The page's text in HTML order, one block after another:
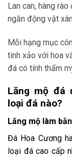
Lan can, hàng
ngăn động vật
Mỗi hạng mục
tinh xảo với hoa
đá có tính thẩm
Lăng mộ đá
loại đá nào?
Lăng mộ làm
Đá Hoa Cương
loại đá cao cấp